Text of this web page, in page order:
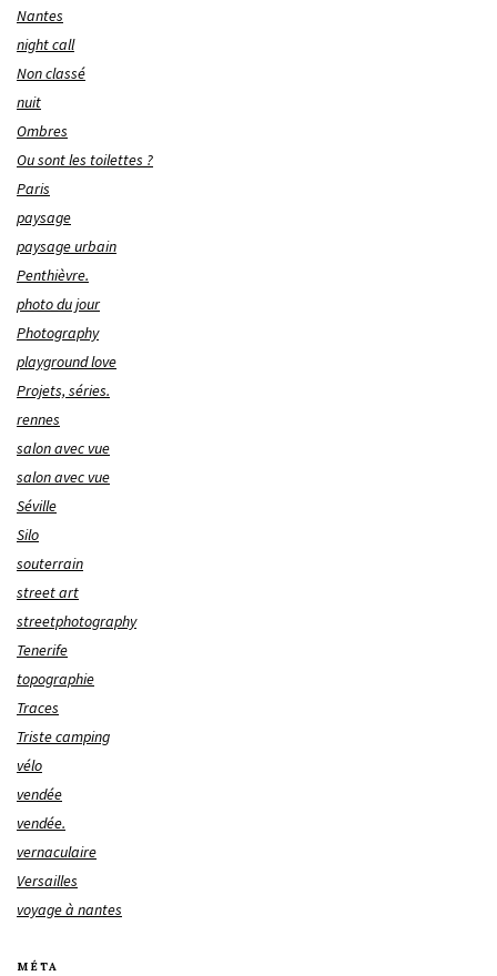
Nantes
night call
Non classé
nuit
Ombres
Ou sont les toilettes ?
Paris
paysage
paysage urbain
Penthièvre.
photo du jour
Photography
playground love
Projets, séries.
rennes
salon avec vue
salon avec vue
Séville
Silo
souterrain
street art
streetphotography
Tenerife
topographie
Traces
Triste camping
vélo
vendée
vendée.
vernaculaire
Versailles
voyage à nantes
MÉTA